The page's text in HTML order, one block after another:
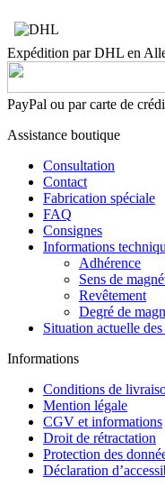
Expédition par DHL en
PayPal ou par carte de
Assistance boutique
Consultation
Contact
Fabrication spéciale
FAQ
Consignes
Informations
Adhérence
Sens de
Revêtement
Degré de
Situation actuelle
Informations
Conditions de
Mention légale
CGV et informations
Droit de rétractation
Protection des
Déclaration